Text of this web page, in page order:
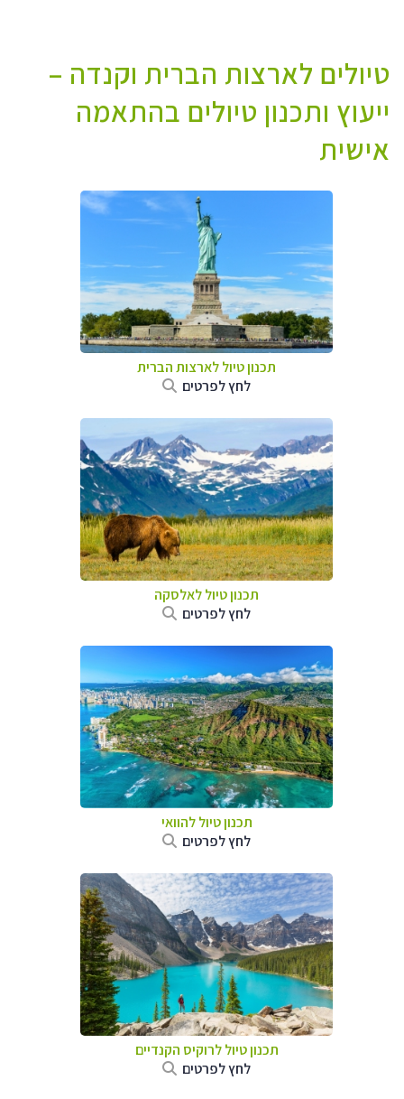
טיולים לארצות הברית וקנדה –
ייעוץ ותכנון טיולים בהתאמה
אישית
תכנון טיול לארצות הברית
לחץ לפרטים
תכנון טיול לאלסקה
לחץ לפרטים
תכנון טיול להוואי
לחץ לפרטים
תכנון טיול לרוקיס הקנדיים
לחץ לפרטים